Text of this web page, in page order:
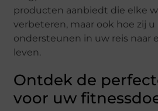
producten aanbiedt die elke
verbeteren, maar ook hoe zij
ondersteunen in uw reis naar
leven.
Ontdek de
voor uw